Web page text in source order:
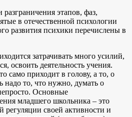
этапов, фаз,
в отечественной психологии
развития психики перечислены в
затрачивать много усилий,
освоить деятельность учения.
само приходит в голову, а то, о
надо то, что нужно, думать о
Основные
младшего школьника – это
регуляции своей активности и